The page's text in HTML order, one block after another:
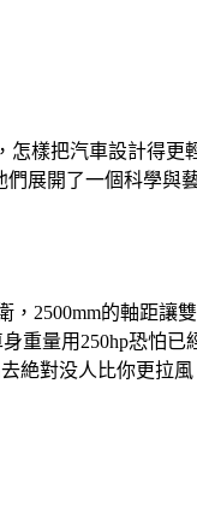
樣把汽車設計得更
展開了一個科學與
2500mm的軸距讓
重量用250hp恐怕
絶對没人比你更拉